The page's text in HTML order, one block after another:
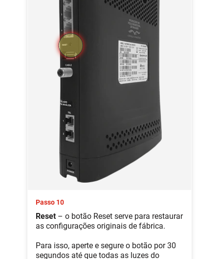
Passo 10
Reset – o botão Reset serve para restaurar
as configurações originais de fábrica.
Para isso, aperte e segure o botão por 30
segundos até que todas as luzes do